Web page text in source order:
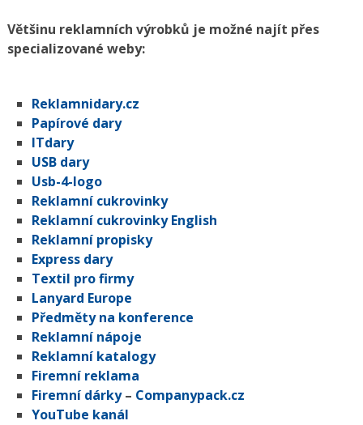
Většinu reklamních výrobků je možné najít přes
specializované weby:
Reklamnidary.cz
Papírové dary
ITdary
USB dary
Usb-4-logo
Reklamní cukrovinky
Reklamní cukrovinky English
Reklamní propisky
Express dary
Textil pro firmy
Lanyard Europe
Předměty na konference
Reklamní nápoje
Reklamní katalogy
Firemní reklama
Firemní dárky– Companypack.cz
YouTube kanál